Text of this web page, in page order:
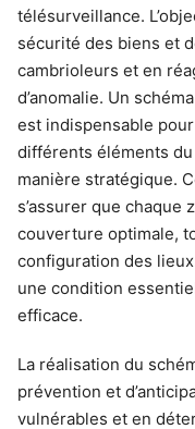
télésurveillance.
sécurité des biens et
cambrioleurs et en
d’anomalie. Un
est indispensable
différents éléments
manière stratégique.
s’assurer que chaque
couverture optimale,
configuration des
une condition
efficace.
La réalisation du
prévention et
vulnérables et en